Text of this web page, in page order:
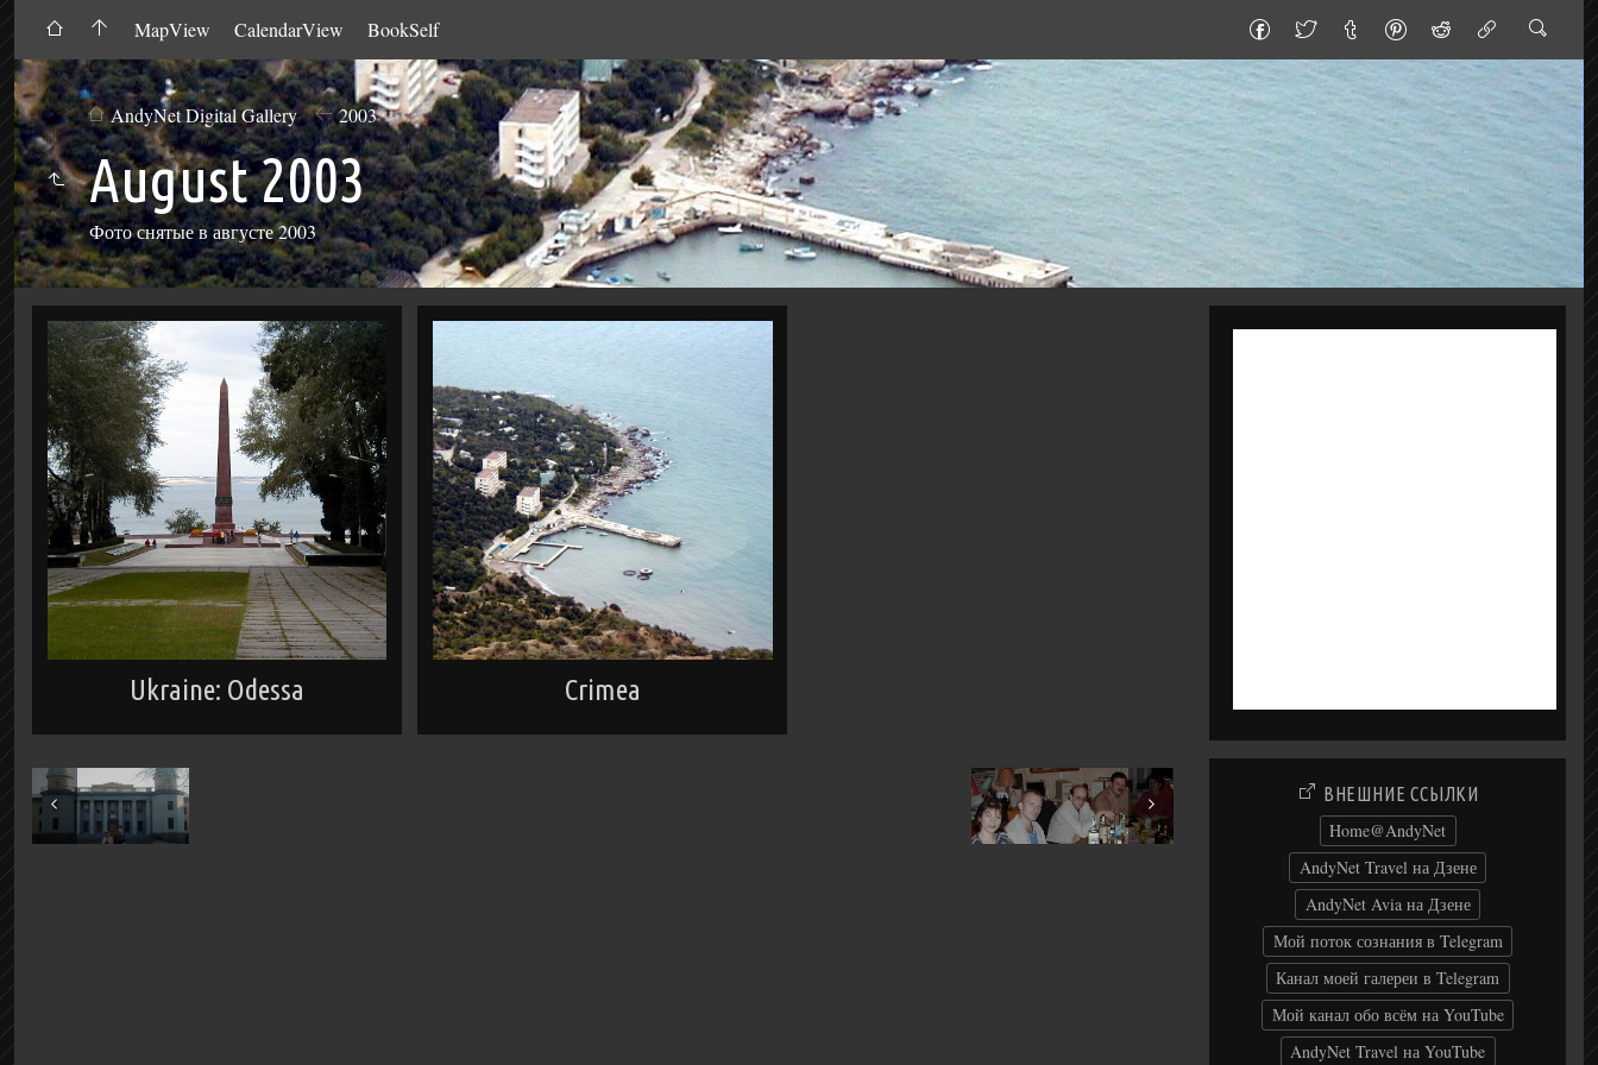
MapView CalendarView BookSelf
AndyNet Digital Gallery 2003
August 2003
Фото снятые в августе 2003
Ukraine: Odessa Crimea
May 2003 September 2003 ВНЕШНИЕ ССЫЛКИ
Home@AndyNet
AndyNet Travel на Дзене
AndyNet Avia на Дзене
Мой поток сознания в Telegram
Канал моей галереи в Telegram
Мой канал обо всём на YouTube
AndyNet Travel на YouTube